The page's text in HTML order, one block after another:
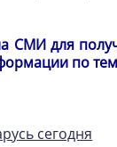
СМИ для
по
сегодня